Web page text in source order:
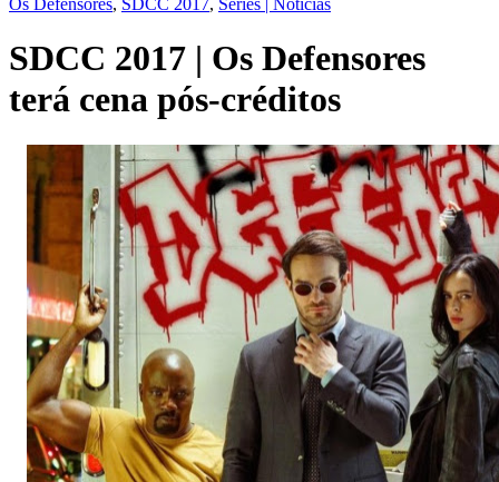
Os Defensores, SDCC 2017, Séries | Noticias
SDCC 2017 | Os Defensores
terá cena pós-créditos